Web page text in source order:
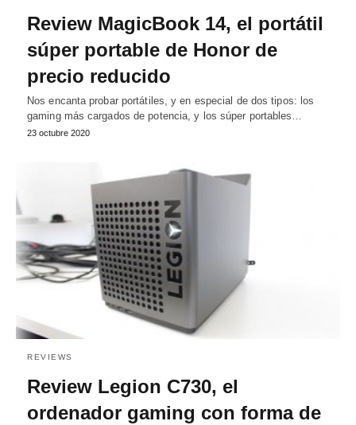
Review MagicBook 14, el portátil
súper portable de Honor de
precio reducido
Nos encanta probar portátiles, y en especial de dos tipos: los
gaming más cargados de potencia, y los súper portables…
23 octubre 2020
REVIEWS
Review Legion C730, el
ordenador gaming con forma de